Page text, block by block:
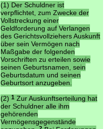
(1) Der Schuldner ist
verpflichtet, zum Zwecke der
Vollstreckung einer
Geldforderung auf Verlangen
des Gerichtsvollziehers Auskunft
über sein Vermögen nach
Maßgabe der folgenden
Vorschriften zu erteilen sowie
seinen Geburtsnamen, sein
Geburtsdatum und seinen
Geburtsort anzugeben.
(2) 1Zur Auskunftserteilung hat
der Schuldner alle ihm
gehörenden
Vermögensgegenstände